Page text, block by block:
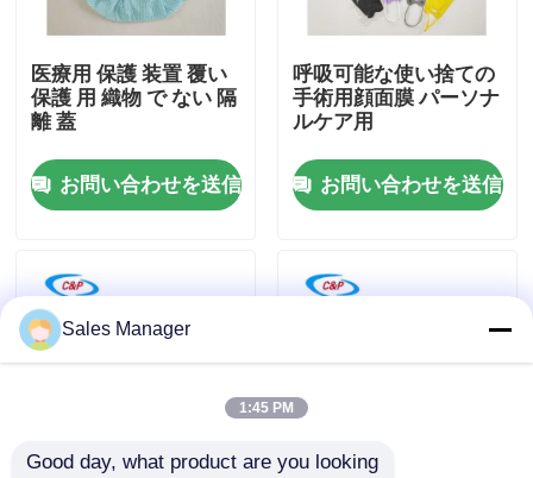
VRショー
わたしたち に つい て
工場 ツアー
連絡 ください
事件
医療用 保護 装置 覆い
保護 用 織物 で ない 隔
離 蓋
お問い合わせを送信
呼吸可能な使い捨ての
手術用顔面膜 パーソナ
ルケア用
お問い合わせを送信
Sales Manager
1:45 PM
Good day, what product are you looking